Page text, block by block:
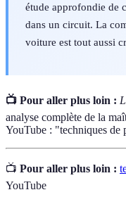
étude approfondie de
dans un circuit. La
voiture est tout aussi
📺 Pour aller plus loin :
analyse complète de la
YouTube : "techniques de
📺 Pour aller plus loin :
YouTube